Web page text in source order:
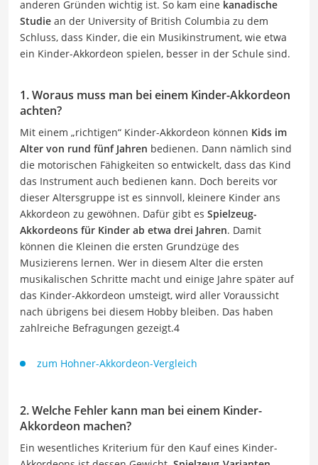
anderen Gründen wichtig ist. So kam eine kanadische
Studie an der University of British Columbia zu dem
Schluss, dass Kinder, die ein Musikinstrument, wie etwa
ein Kinder-Akkordeon spielen, besser in der Schule sind.
1. Woraus muss man bei einem Kinder-Akkordeon
achten?
Mit einem „richtigen“ Kinder-Akkordeon können Kids im
Alter von rund fünf Jahren bedienen. Dann nämlich sind
die motorischen Fähigkeiten so entwickelt, dass das Kind
das Instrument auch bedienen kann. Doch bereits vor
dieser Altersgruppe ist es sinnvoll, kleinere Kinder ans
Akkordeon zu gewöhnen. Dafür gibt es Spielzeug-
Akkordeons für Kinder ab etwa drei Jahren. Damit
können die Kleinen die ersten Grundzüge des
Musizierens lernen. Wer in diesem Alter die ersten
musikalischen Schritte macht und einige Jahre später auf
das Kinder-Akkordeon umsteigt, wird aller Voraussicht
nach übrigens bei diesem Hobby bleiben. Das haben
zahlreiche Befragungen gezeigt.4
zum Hohner-Akkordeon-Vergleich
2. Welche Fehler kann man bei einem Kinder-
Akkordeon machen?
Ein wesentliches Kriterium für den Kauf eines Kinder-